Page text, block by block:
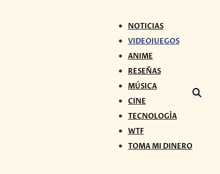
NOTICIAS
VIDEOJUEGOS
ANIME
RESEÑAS
MÚSICA
CINE
TECNOLOGÍA
WTF
TOMA MI DINERO